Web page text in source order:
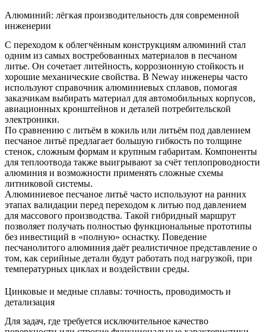
Алюминий: лёгкая производительность для современной
инженерии
С переходом к облегчённым конструкциям алюминий стал
одним из самых востребованных материалов в песчаном
литье. Он сочетает литейность, коррозионную стойкость и
хорошие механические свойства. В Neway инженеры часто
используют справочник алюминиевых сплавов, помогая
заказчикам выбирать материал для автомобильных корпусов,
авиационных кронштейнов и деталей потребительской
электроники.
По сравнению с литьём в кокиль или литьём под давлением
песчаное литьё предлагает большую гибкость по толщине
стенок, сложным формам и крупным габаритам. Компоненты
для теплоотвода также выигрывают за счёт теплопроводности
алюминия и возможности применять сложные схемы
литниковой системы.
Алюминиевое песчаное литьё часто используют на ранних
этапах валидации перед переходом к литью под давлением
для массового производства. Такой гибридный маршрут
позволяет получать полностью функциональные прототипы
без инвестиций в «полную» оснастку. Поведение
песчанолитого алюминия даёт реалистичное представление о
том, как серийные детали будут работать под нагрузкой, при
температурных циклах и воздействии среды.
Цинковые и медные сплавы: точность, проводимость и
детализация
Для задач, где требуется исключительное качество